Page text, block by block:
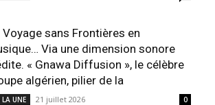
Voyage sans Frontières en
Via une dimension sonore
« Gnawa Diffusion », le célèbre
algérien, pilier de la
LA UNE 21 juillet 2026 0